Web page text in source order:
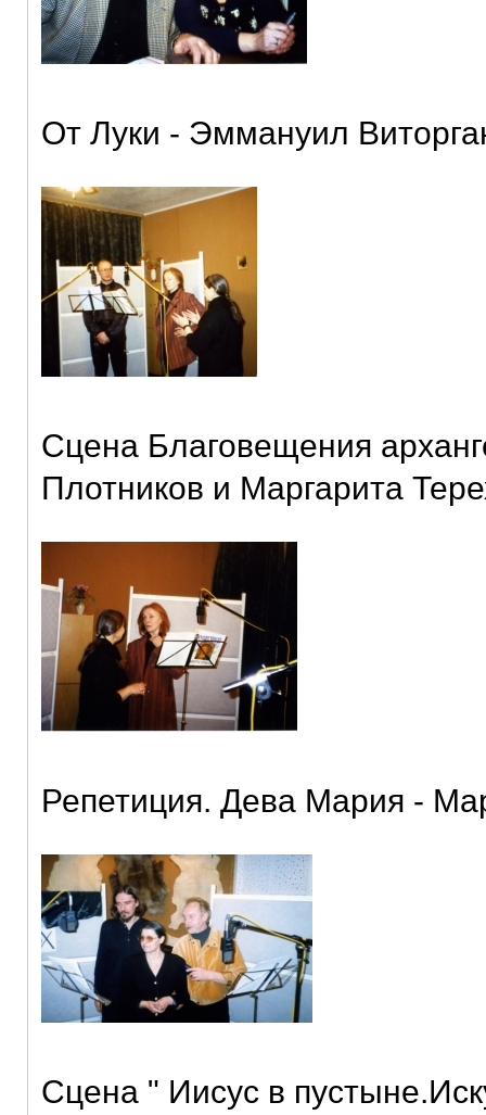
От Луки - Эммануил
Сцена Благовещения
Плотников и Маргарита
Репетиция. Дева Мария -
Сцена " Иисус в